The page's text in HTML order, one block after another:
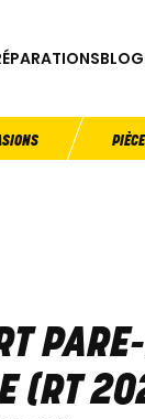
BLOG
(RT